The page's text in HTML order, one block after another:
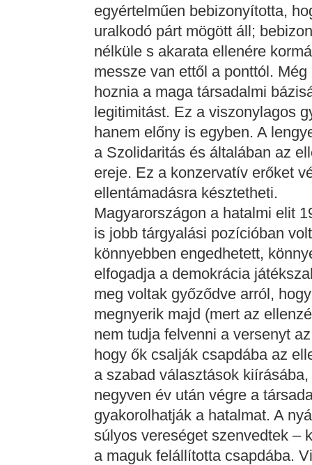
egyértelműen bebizonyította,
uralkodó párt mögött áll;
nélküle s akarata ellenére
messze van ettől a ponttól.
hoznia a maga társadalmi
legitimitást. Ez a viszonylagos
hanem előny is egyben. A
a Szolidaritás és általában az
ereje. Ez a konzervatív erőket
ellentámadásra késztetheti.
Magyarországon a hatalmi elit
is jobb tárgyalási pozícióban
könnyebben engedhetett,
elfogadja a demokrácia
meg voltak győződve arról,
megnyerik majd (mert az
nem tudja felvenni a versenyt
hogy ők csalják csapdába az
a szabad választások
negyven év után végre a
gyakorolhatják a hatalmat. A
súlyos vereséget szenvedtek –
a maguk felállította csapdába.